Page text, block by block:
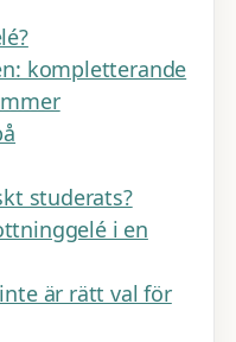
kompletterande
studerats?
i en
är rätt val för